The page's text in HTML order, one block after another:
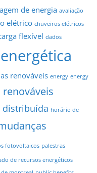
de energia avaliação
elétrico chuveiros elétricos
flexível dados
renováveis energy energy
distribuída horário de
fotovoltaicos palestras
de recursos energéticos